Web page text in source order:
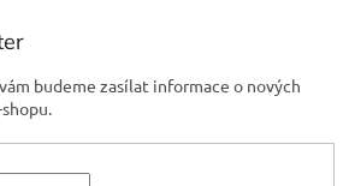
budeme zasílat informace o nových